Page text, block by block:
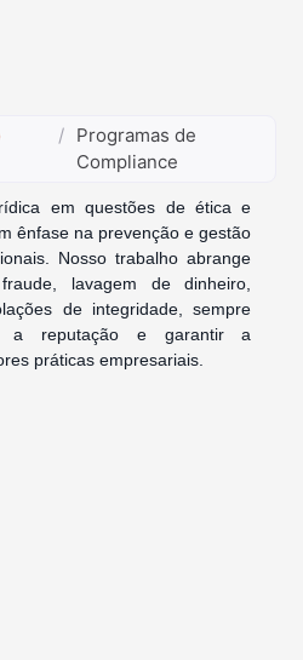
/ Programas de
Compliance
em questões de ética e
ênfase na prevenção e gestão
Nosso trabalho abrange
lavagem de dinheiro,
de integridade, sempre
a reputação e garantir a
práticas empresariais.